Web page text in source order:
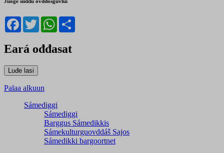
Facebook
TwitterWhatsApp
Eará ođđasat
Palaa alkuun
Sámediggi
Sámediggi
Barggus Sámedikkis
Sámekulturguovddáš Sajos
Sámedikki bargoortnet